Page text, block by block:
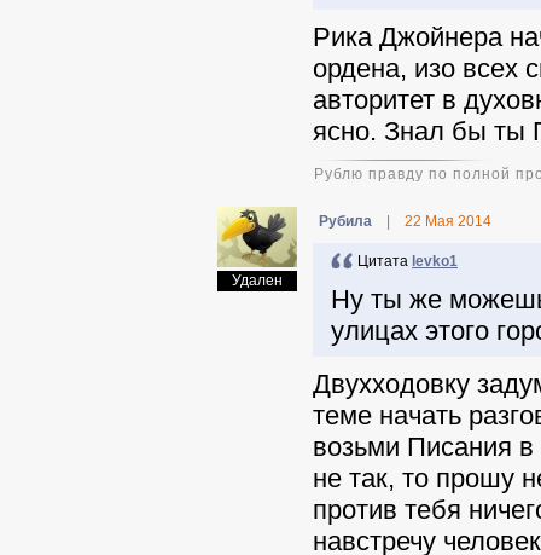
Рика Джойнера
ордена, изо всех
авторитет в
ясно. Знал бы ты
Рублю правду по полной
Удален
Pyбила 22 Мая 2014
Цитата levko1
Ну ты же можешь
улицах этого
Двухходовку
теме начать
возьми Писания в
не так, то прошу
против тебя
навстречу